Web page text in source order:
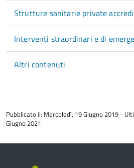
Strutture sanitarie private
Interventi straordinari e di
Altri contenuti
del
contenuto
Pubblicato il: Mercoledì, 19 Giugno 2019 -
Giugno 2021